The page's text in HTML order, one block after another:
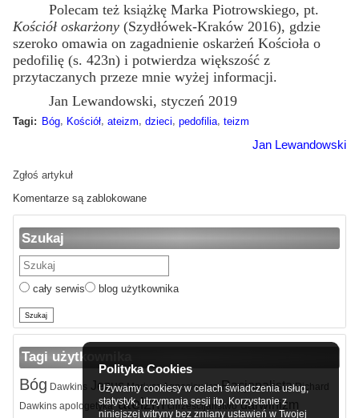
Szukaj
cały serwis blog użytkownika
Tagi użytkownika
Bóg Dawkins JezusMariusz AgnosiewiczRacjonalistaRichard
Dawkinsapologetykaateizmchrześcijaństwodarwinizm
Polecam też książkę Marka Piotrowskiego, pt.
Kościół oskarżony (Szydłówek-Kraków 2016), gdzie
szeroko omawia on zagadnienie oskarżeń Kościoła o
pedofilię (s. 423n) i potwierdza większość z
przytaczanych przeze mnie wyżej informacji.
Jan Lewandowski, styczeń 2019
Tagi: Bóg, Kościół, ateizm, dzieci, pedofilia, teizm
Jan Lewandowski
Zgłoś artykuł
Komentarze są zablokowane
Polityka Cookies
Używamy cookiesy w celach świadczenia usług,
statystyk, utrzymania sesji itp. Korzystanie z
niniejszej witryny bez zmiany ustawień w Twojej